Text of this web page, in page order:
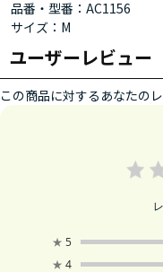
品番・型番：AC1156
サイズ：M
ユーザーレビュー
この商品に対するあなたの
★ 5
★ 4